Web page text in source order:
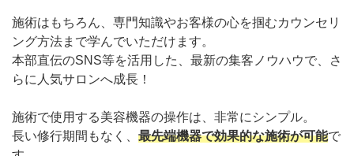
施術はもちろん、専門知識やお客様の心を掴むカウンセリ
ング方法まで学んでいただけます。
本部直伝のSNS等を活用した、最新の集客ノウハウで、さ
らに人気サロンへ成長！
施術で使用する美容機器の操作は、非常にシンプル。
長い修行期間もなく、 最先端機器で効果的な施術が可能で